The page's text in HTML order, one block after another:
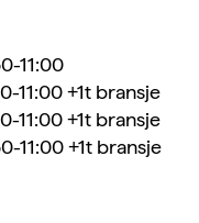
11:00
11:00 +1t bransje
11:00 +1t bransje
11:00 +1t bransje